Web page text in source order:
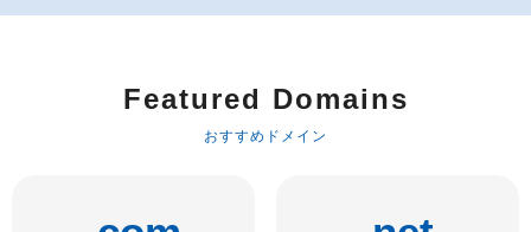
Featured Domains
おすすめドメイン